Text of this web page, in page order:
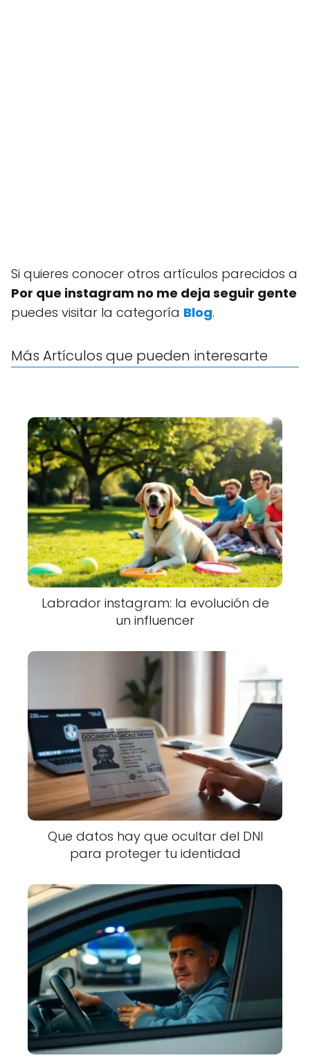
Si quieres conocer otros artículos parecidos a
Por que instagram no me deja seguir gente
puedes visitar la categoría Blog.
Más Artículos que pueden interesarte
Labrador instagram: la evolución de
un influencer
Que datos hay que ocultar del DNI
para proteger tu identidad